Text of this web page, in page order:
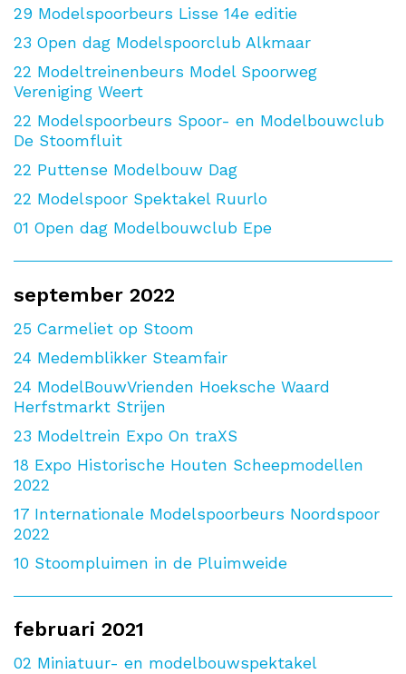
29 Modelspoorbeurs Lisse 14e editie
23 Open dag Modelspoorclub Alkmaar
22 Modeltreinenbeurs Model Spoorweg
Vereniging Weert
22 Modelspoorbeurs Spoor- en Modelbouwclub
De Stoomfluit
22 Puttense Modelbouw Dag
22 Modelspoor Spektakel Ruurlo
01 Open dag Modelbouwclub Epe
september 2022
25 Carmeliet op Stoom
24 Medemblikker Steamfair
24 ModelBouwVrienden Hoeksche Waard
Herfstmarkt Strijen
23 Modeltrein Expo On traXS
18 Expo Historische Houten Scheepmodellen
2022
17 Internationale Modelspoorbeurs Noordspoor
2022
10 Stoompluimen in de Pluimweide
februari 2021
02 Miniatuur- en modelbouwspektakel